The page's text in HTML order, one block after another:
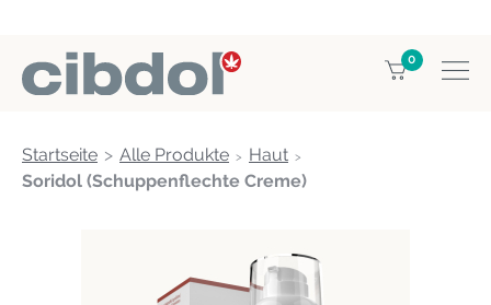
0
Startseite Alle Produkte
Haut
Soridol (Schuppenflechte Creme)